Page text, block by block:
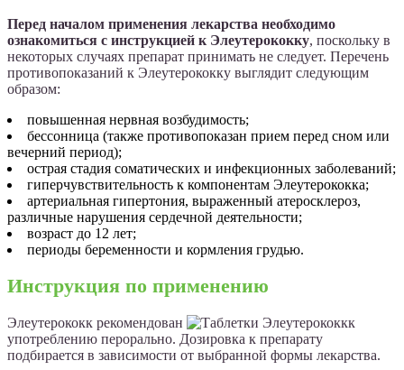
Перед началом применения лекарства необходимо
ознакомиться с инструкцией к Элеутерококку, поскольку в
некоторых случаях препарат принимать не следует. Перечень
противопоказаний к Элеутерококку выглядит следующим
образом:
повышенная нервная возбудимость;
бессонница (также противопоказан прием перед сном или
вечерний период);
острая стадия соматических и инфекционных заболеваний;
гиперчувствительность к компонентам Элеутерококка;
артериальная гипертония, выраженный атеросклероз,
различные нарушения сердечной деятельности;
возраст до 12 лет;
периоды беременности и кормления грудью.
Инструкция по применению
Элеутерококк рекомендован
к
употреблению перорально. Дозировка к препарату
подбирается в зависимости от выбранной формы лекарства.